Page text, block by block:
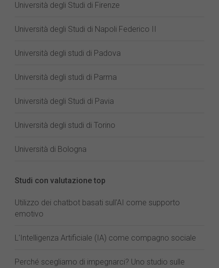
Università degli Studi di Firenze
Università degli Studi di Napoli Federico II
Università degli studi di Padova
Università degli studi di Parma
Università degli Studi di Pavia
Università degli studi di Torino
Università di Bologna
Studi con valutazione top
Utilizzo dei chatbot basati sull'AI come supporto
emotivo
L'Intelligenza Artificiale (IA) come compagno sociale
Perché scegliamo di impegnarci? Uno studio sulle